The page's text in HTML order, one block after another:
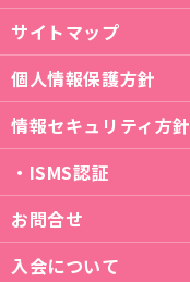
サイトマップ
個人情報保護方針
情報セキュリティ方針
・ISMS認証
お問合せ
入会について